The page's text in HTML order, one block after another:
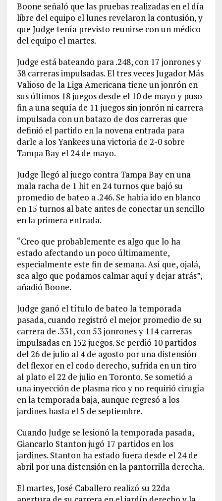
Boone señaló que las pruebas realizadas en el día
libre del equipo el lunes revelaron la contusión, y
que Judge tenía previsto reunirse con un médico
del equipo el martes.
Judge está bateando para .248, con 17 jonrones y
38 carreras impulsadas. El tres veces Jugador Más
Valioso de la Liga Americana tiene un jonrón en
sus últimos 18 juegos desde el 10 de mayo y puso
fin a una sequía de 11 juegos sin jonrón ni carrera
impulsada con un batazo de dos carreras que
definió el partido en la novena entrada para
darle a los Yankees una victoria de 2-0 sobre
Tampa Bay el 24 de mayo.
Judge llegó al juego contra Tampa Bay en una
mala racha de 1 hit en 24 turnos que bajó su
promedio de bateo a .246. Se había ido en blanco
en 15 turnos al bate antes de conectar un sencillo
en la primera entrada.
“Creo que probablemente es algo que lo ha
estado afectando un poco últimamente,
especialmente este fin de semana. Así que, ojalá,
sea algo que podamos calmar aquí y dejar atrás”,
añadió Boone.
Judge ganó el título de bateo la temporada
pasada, cuando registró el mejor promedio de su
carrera de .331, con 53 jonrones y 114 carreras
impulsadas en 152 juegos. Se perdió 10 partidos
del 26 de julio al 4 de agosto por una distensión
del flexor en el codo derecho, sufrida en un tiro
al plato el 22 de julio en Toronto. Se sometió a
una inyección de plasma rico y no requirió cirugía
en la temporada baja, aunque regresó a los
jardines hasta el 5 de septiembre.
Cuando Judge se lesionó la temporada pasada,
Giancarlo Stanton jugó 17 partidos en los
jardines. Stanton ha estado fuera desde el 24 de
abril por una distensión en la pantorrilla derecha.
El martes, José Caballero realizó su 22da